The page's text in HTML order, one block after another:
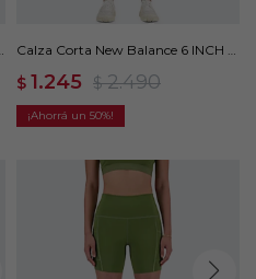
Calza Corta New Balance 6 INCH -
$ 1.245 $ 2.490
50